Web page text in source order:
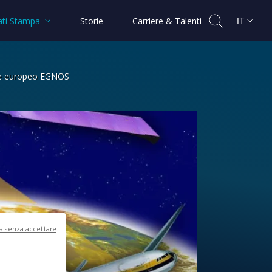
Stampa Storie Carriere & Talenti IT
europeo EGNOS
sistema di navigazione europeo
senza accettare